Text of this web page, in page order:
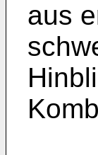
aus